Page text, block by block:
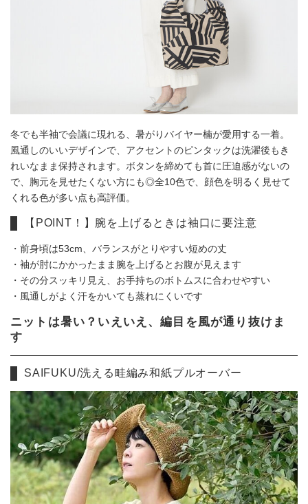
冬でも半袖で会議に現れる、暑がりバイヤー楠が愛用する一着。
風通しのいいデザインで、アクセントのピンタックは洗濯後もき
れいなまま保持されます。ボタンを締めても首に圧迫感がないの
で、胸元を見せたくない方にも◎全10色で、顔色を明るく見せて
くれる色が多い点も高評価。
【POINT！】腕を上げるときは袖口に要注意
・前身頃は53cm、バランスがとりやすい短めの丈
・袖が肘にかかったまま腕を上げるとお腹が見えます
・その分スッキリ見え、お手持ちのボトムスに合わせやすい
・風通しがよく汗をかいても蒸れにくいです
ニットは暑い？いえいえ、編目を風が通り抜けま
す
SAIFUKU/洗える畦編み和紙プルオーバー